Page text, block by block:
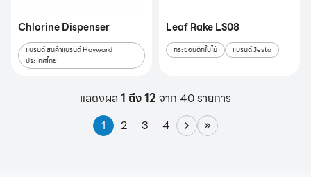
Chlorine Dispenser
แบรนด์ สินค้าแบรนด์ Hayward
ประเทศไทย
Leaf Rake LS08
กระชอนตักใบไม้ แบรนด์ Jesta
แสดงผล 1 ถึง 12 จาก 40 รายการ
1
2 3 4